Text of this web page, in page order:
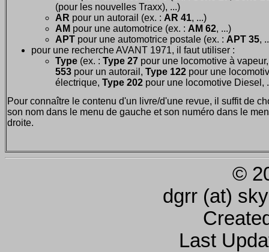
(pour les nouvelles Traxx), ...)
AR pour un autorail (ex. : AR 41, ...)
AM pour une automotrice (ex. : AM 62, ...)
APT pour une automotrice postale (ex. : APT 35,
pour une recherche AVANT 1971, il faut utiliser :
Type (ex. : Type 27 pour une locomotive à
553 pour un autorail, Type 122 pour une
électrique, Type 202 pour une locomotive Diesel,
Pour connaître le contenu d'un livre/d'une revue, il suffit de
son nom dans le menu de gauche et son numéro dans le
droite.
©
dgrr (at)
Last